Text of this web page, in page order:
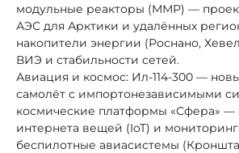
модульные реакторы (ММР) —
АЭС для Арктики и удалённых
накопители энергии (Роснано,
ВИЭ и стабильности сетей.
Авиация и космос: Ил-114-300 —
самолёт с импортонезависимыми
космические платформы «Сфера» —
интернета вещей (IoT) и
беспилотные авиасистемы